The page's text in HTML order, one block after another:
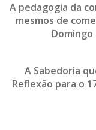
A pedagogia da
mesmos de
Domingo
A Sabedoria
Reflexão para o